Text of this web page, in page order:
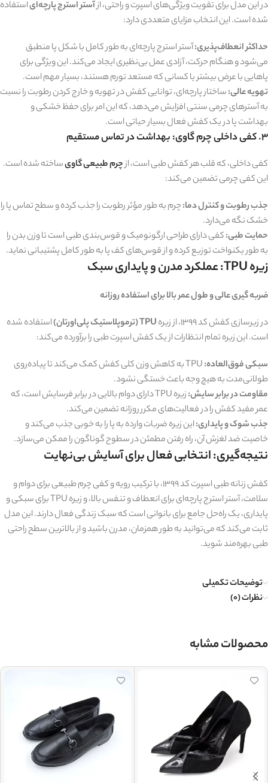
در این مدل برای تقویت ویژگی‌های اسپرت و راحتی، ازآستر استرج پارچه‌ایاستفاده
شده است. این انتخاب مزایای متعددی دارد:
حداکثر انعطاف‌پذیری:آستر استرج پارچه‌ای به طور کامل با شکل پا منطبق
می‌شود و هنگام حرکت، آزادی عمل بی‌نظیری ایجاد می‌کند. این ویژگی برای
پاهایی با عرض بیشتر یا کسانی که مستعد تورم هستند، بسیار مهم است.
تهویه عالی:ساختار پارچه‌ای، توانایی کفش در تهویه و خارج کردن رطوبت را نسبت
به آسترهای چرمی سنتی افزایش می‌دهد، که این امر برای حفظ خشکی و
بهداشت پا در یک کفش فعال بسیار حیاتی است.
۳. کفی داخلی چرم گاوی: بهداشت در تماس مستقیم
کفی داخلی، که قلب هر کفش طبی است، ازچرم طبیعی گاویساخته شده است.
این کفی چرمی تضمین می‌کند:
جذب رطوبت و کنترل دما:چرم به طور مؤثر رطوبت را جذب کرده و سطح تماس پا را
خشک نگه می‌دارد.
حمایت طبی:کفی دارای طراحی ارگونومیک و قوس‌بندی طبی است تا وزن بدن را
به طور یکنواخت توزیع کرده و از قوس‌های کف پا به طور کامل پشتیبانی نماید.
زیره TPU: عملکرد مدرن و پایداری سبک
ضربه گیری عالی و طول عمر بالا برای استفاده روزانه
در زیرسازی کفش کد 1399، از زیره
TPU (ترموپلاستیک پلی‌اورتان)
استفاده شده
است. این زیره تمام انتظارات از یک کفش اسپرت طبی را برآورده می‌کند:
سبکی فوق‌العاده:
TPU به کاهش وزن کلی کفش کمک می‌کند تا پیاده‌روی
طولانی‌مدت به هیچ وجه باعث خستگی نشود.
مقاومت در برابر سایش:
زیره TPU دارای دوام بالایی در برابر فرسایش است، که
عمر مفید کفش را در فعالیت‌های مکرر روزانه تضمین می‌کند.
جذب شوک و پایداری:این زیره ضربات وارده به پا را به خوبی جذب می‌کند و
خاصیت ضد لغزش آن، راه رفتن مطمئن در سطوح گوناگون را ممکن می‌سازد.
نتیجه‌گیری: انتخابی فعال برای آسایش بی‌نهایت
کفش زنانه طبی اسپرت کد 1399، با ترکیب رویه و کفی چرم طبیعی برای دوام و
سلامت، آستر استرج پارچه‌ای برای انعطاف و تنفس بالا، و زیره TPU برای سبکی و
پایداری، یک راه‌حل جامع برای بانوانی است که سبک زندگی فعال دارند. این مدل
ثابت می‌کند که می‌توانید به طور همزمان، مدرن باشید و از بالاترین سطح راحتی
طبی بهره‌مند شوید.
توضیحات تکمیلی
نظرات (0)
محصولات مشابه